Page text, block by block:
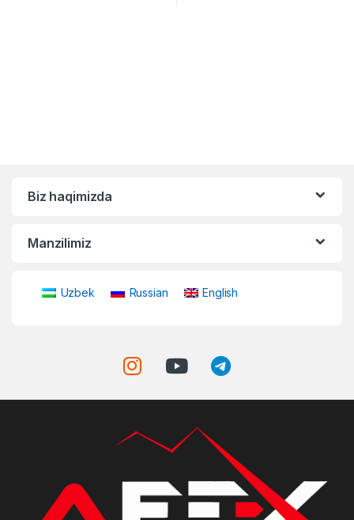
Biz haqimizda
Manzilimiz
Uzbek Russian English